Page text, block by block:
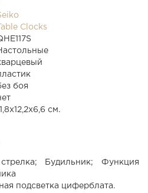
Table Clocks
боя
см.
Будильник; Функция
подсветка циферблата.